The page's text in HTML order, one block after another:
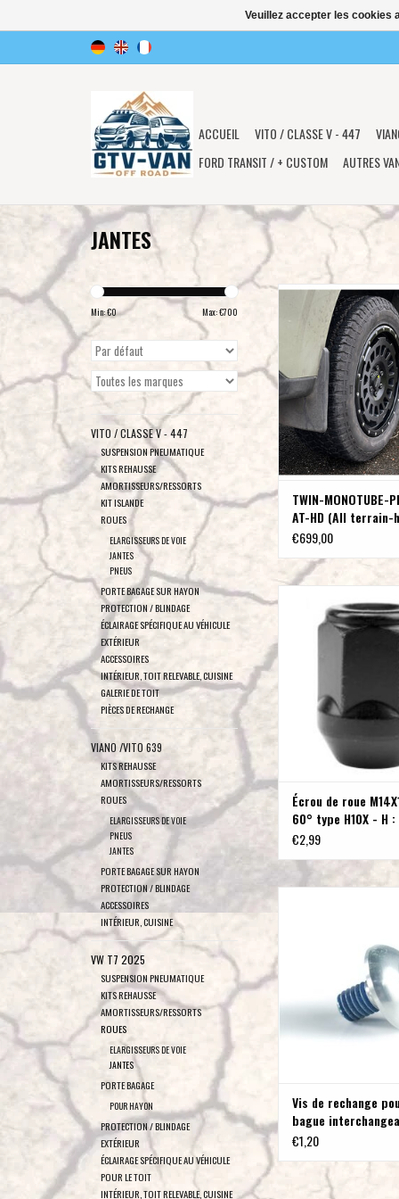
ACCUEIL VITO / CLASSE V - 447
FORD TRANSIT / + CUSTOM
AUTRES
JANTES
Min: €0 Max: €700
VITO / CLASSE V - 447
SUSPENSION PNEUMATIQUE
KITS REHAUSSE
AMORTISSEURS/RESSORTS
KIT ISLANDE
ROUES
ELARGISSEURS DE VOIE
JANTES
PNEUS
PORTE BAGAGE SUR HAYON
PROTECTION / BLINDAGE
ÉCLAIRAGE SPÉCIFIQUE AU VÉHICULE
EXTÉRIEUR
ACCESSOIRES
INTÉRIEUR, TOIT RELEVABLE, CUISINE
GALERIE DE TOIT
PIÈCES DE RECHANGE
VIANO /VITO 639
KITS REHAUSSE
AMORTISSEURS/RESSORTS
ROUES
ELARGISSEURS DE VOIE
PNEUS
JANTES
PORTE BAGAGE SUR HAYON
PROTECTION / BLINDAGE
ACCESSOIRES
INTÉRIEUR, CUISINE
VW T7 2025
SUSPENSION PNEUMATIQUE
KITS REHAUSSE
AMORTISSEURS/RESSORTS
ROUES
ELARGISSEURS DE VOIE
JANTES
PORTE BAGAGE
POUR HAYON
PROTECTION / BLINDAGE
EXTÉRIEUR
ÉCLAIRAGE SPÉCIFIQUE AU VÉHICULE
POUR LE TOIT
INTÉRIEUR, TOIT RELEVABLE, CUISINE
TWIN-MONOTUBE-
terrain-heavy duty),
8.5X18 POUCES EN
SATINÉ POUR VW
Tourneo/Transit
2024+
AJOUTER AU
TWIN-MONOTUBE-
AT-HD (All terrain-
duty), JANTE
NOIR SATINÉ POUR
Ford Tourneo/
2024+ (V710)
€699,00
H10X - H : 34
AJOUTER AU
Écrou de roue
60° type H10X - H
€2,99
AJOUTER AU
Vis de rechange
bague
jantes Delta Klassik
€1,20
Veuillez accepter les cookies